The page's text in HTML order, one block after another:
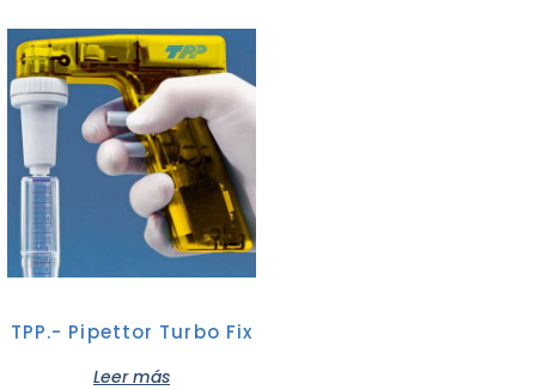
TPP.- Pipettor Turbo Fix
Leer más